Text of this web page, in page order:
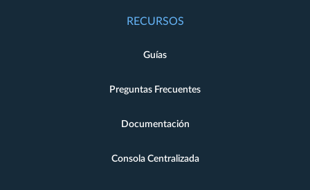
RECURSOS
Guías
Preguntas Frecuentes
Documentación
Consola Centralizada